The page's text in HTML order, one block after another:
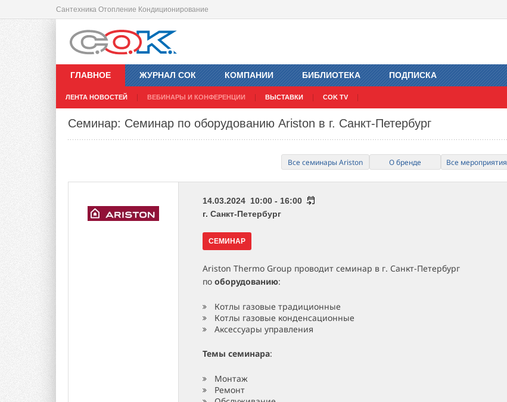
Сантехника Отопление Кондиционирование
ГЛАВНОЕ
ЛЕНТА НОВОСТЕЙ ВЕБИНАРЫ И КОНФЕРЕНЦИИ ВЫСТАВКИ COK TV
ЖУРНАЛ СОК КОМПАНИИ БИБЛИОТЕКА ПОДПИСКА
Семинар: Семинар по оборудованию Ariston в г. Санкт-Петербург
Все семинары Ariston О бренде Все мероприятия
14.03.2024 10:00 - 16:00
г. Санкт-Петербург
СЕМИНАР
Ariston Thermo Group проводит семинар в г. Санкт-Петербург
по оборудованию:
Котлы газовые традиционные
Котлы газовые конденсационные
Аксессуары управления
Темы семинара:
Монтаж
Ремонт